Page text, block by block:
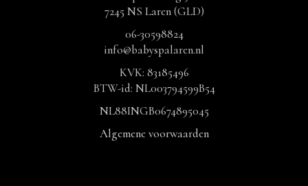
7245 NS Laren (GLD)
06-30598824
info@babyspalaren.nl
KVK: 83185496
BTW-id: NL003794599B54
NL88INGB0674895045
Algemene voorwaarden